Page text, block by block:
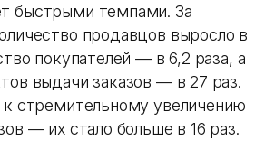
быстрыми темпами. За
продавцов выросло в
покупателей — в 6,2 раза, а
выдачи заказов — в 27 раз.
к стремительному увеличению
— их стало больше в 16 раз.